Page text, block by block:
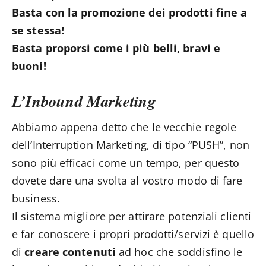
Basta con la promozione dei prodotti fine a
se stessa!
Basta proporsi come i più belli, bravi e
buoni!
L’Inbound Marketing
Abbiamo appena detto che le vecchie regole
dell’Interruption Marketing, di tipo “PUSH”, non
sono più efficaci come un tempo, per questo
dovete dare una svolta al vostro modo di fare
business.
Il sistema migliore per attirare potenziali clienti
e far conoscere i propri prodotti/servizi è quello
dicreare contenuti ad hoc che soddisfino le